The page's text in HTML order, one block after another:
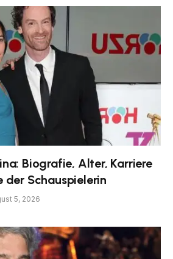
Biografie, Alter, Karriere
der Schauspielerin
5, 2026